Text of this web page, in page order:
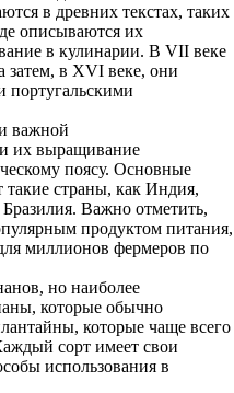
в древних текстах, таких
описываются их
в кулинарии. В VII веке
затем, в XVI веке, они
португальскими
важной
и их выращивание
поясу. Основные
страны, как Индия,
Важно отметить,
продуктом питания,
миллионов фермеров по
но наиболее
которые обычно
которые чаще всего
сорт имеет свои
использования в